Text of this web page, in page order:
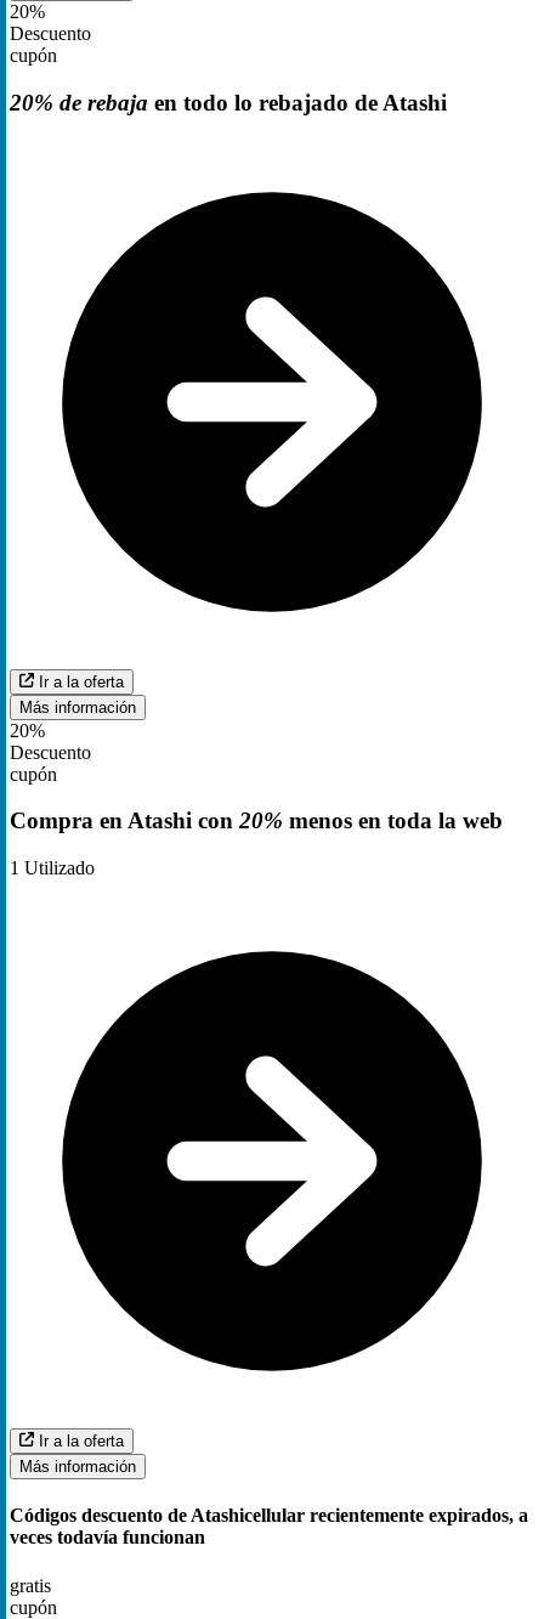
20%
Descuento
cupón
20% de rebaja en todo lo rebajado de Atashi
Ir a la oferta
Más información
20%
Descuento
cupón
Compra en Atashi con20% menos en toda la web
1 Utilizado
Ir a la oferta
Más información
Códigos descuento de Atashicellular recientemente expirados, a
veces todavía funcionan
gratis
cupón